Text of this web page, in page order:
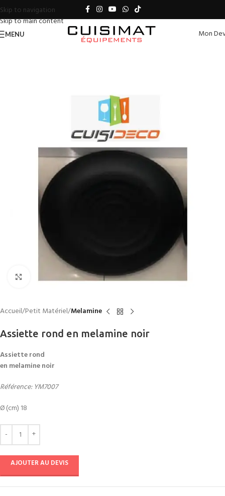
Skip to navigation
Skip to main content
MENU Mon
Click to enlarge
Accueil Petit Matériel Melamine
Assiette rond en melamine noir
Assiette rond
en melamine noir
Référence: YM7007
Ø (cm) 18
AJOUTER AU DEVIS